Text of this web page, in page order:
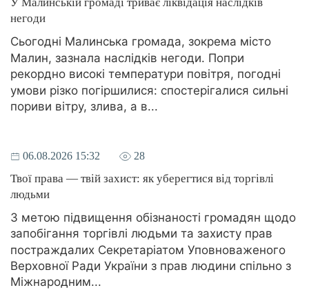
У Малинській громаді триває ліквідація наслідків
негоди
Сьогодні Малинська громада, зокрема місто
Малин, зазнала наслідків негоди. Попри
рекордно високі температури повітря, погодні
умови різко погіршилися: спостерігалися сильні
пориви вітру, злива, а в...
06.08.2026 15:32 28
Твої права — твій захист: як уберегтися від торгівлі
людьми
З метою підвищення обізнаності громадян щодо
запобігання торгівлі людьми та захисту прав
постраждалих Секретаріатом Уповноваженого
Верховної Ради України з прав людини спільно з
Міжнародним...